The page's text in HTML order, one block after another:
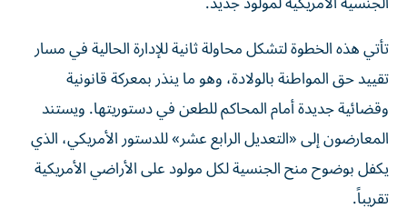
تأتي هذه الخطوة لتشكل محاولة ثانية للإدارة الحالية في مسار
تقييد حق المواطنة بالولادة، وهو ما ينذر بمعركة قانونية
وقضائية جديدة أمام المحاكم للطعن في دستوريتها. ويستند
المعارضون إلى «التعديل الرابع عشر» للدستور الأمريكي، الذي
يكفل بوضوح منح الجنسية لكل مولود على الأراضي الأمريكية
تقريباً.